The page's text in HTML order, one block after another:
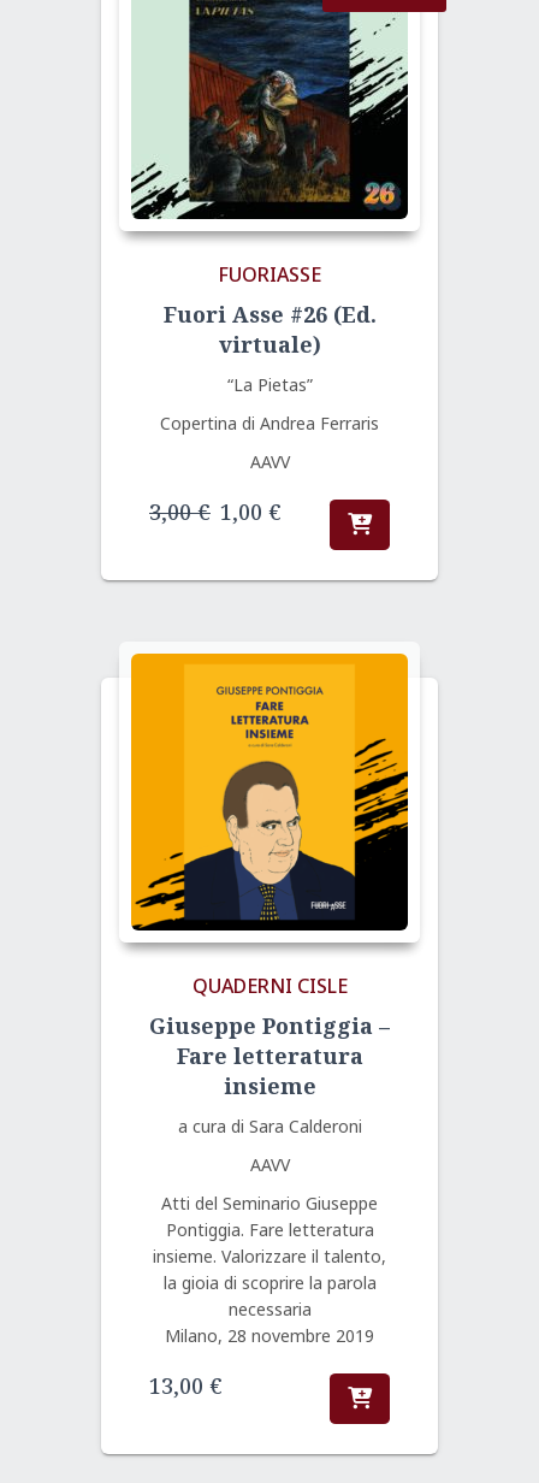
FUORIASSE
Fuori Asse #26 (Ed.
virtuale)
“La Pietas”
Copertina di Andrea Ferraris
AAVV
3,00€ Il
era:
1,00 €
prezzo
è:
QUADERNI CISLE
Giuseppe Pontiggia –
Fare letteratura
insieme
a cura di Sara Calderoni
AAVV
Atti del Seminario Giuseppe
Pontiggia. Fare letteratura
insieme. Valorizzare il talento,
la gioia di scoprire la parola
necessaria
Milano, 28 novembre 2019
13,00 €